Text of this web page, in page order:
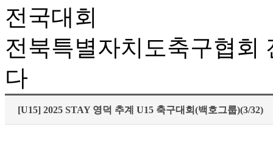
전국대회
전북특별자치도축구협회
다
[U15] 2025 STAY 영덕 추계 U15 축구대회(백호그룹)(3/32)